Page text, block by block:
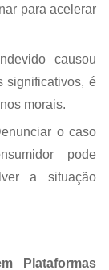
para acelerar
causou
significativos, é
morais.
o caso
pode
a situação
Plataformas